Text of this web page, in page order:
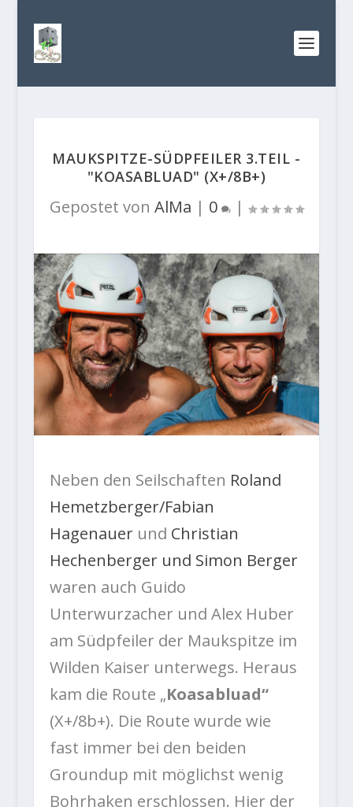
MAUKSPITZE-SÜDPFEILER 3.TEIL -
"KOASABLUAD" (X+/8B+)
Gepostet von AlMa | 0 |
Neben den Seilschaften Roland
Hemetzberger/Fabian
Hagenauerund Christian
Hechenberger und Simon Berger
waren auch Guido
Unterwurzacher und Alex Huber
am Südpfeiler der Maukspitze im
Wilden Kaiser unterwegs. Heraus
kam die Route „Koasabluad“
(X+/8b+). Die Route wurde wie
fast immer bei den beiden
Groundup mit möglichst wenig
Bohrhaken erschlossen. Hier der